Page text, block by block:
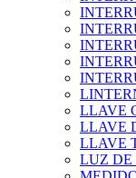
LLAVE
LLAVE
LLAVE
LUZ DE